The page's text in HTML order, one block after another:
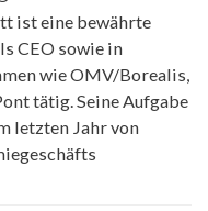
ist eine bewährte
CEO sowie in
wie OMV/Borealis,
tätig. Seine Aufgabe
letzten Jahr von